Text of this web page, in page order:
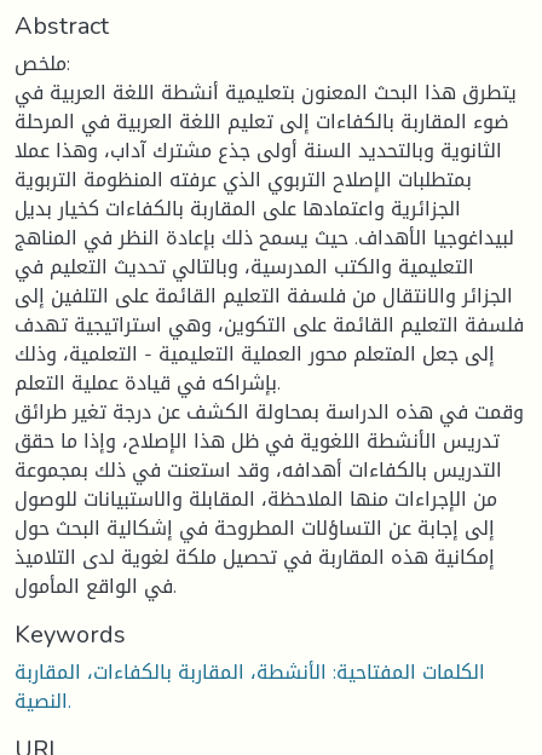
Abstract
ملخص:
يتطرق هذا البحث المعنون بتعليمية أنشطة اللغة العربية في
ضوء المقاربة بالكفاءات إلى تعليم اللغة العربية في المرحلة
الثانوية وبالتحديد السنة أولى جذع مشترك آداب، وهذا عملا
بمتطلبات الإصلاح التربوي الذي عرفته المنظومة التربوية
الجزائرية واعتمادها على المقاربة بالكفاءات كخيار بديل
لبيداغوجيا الأهداف. حيث يسمح ذلك بإعادة النظر في المناهج
التعليمية والكتب المدرسية، وبالتالي تحديث التعليم في
الجزائر والانتقال من فلسفة التعليم القائمة على التلفين إلى
فلسفة التعليم القائمة على التكوين، وهي استراتيجية تهدف
إلى جعل المتعلم محور العملية التعليمية - التعلمية، وذلك
بإشراكه في قيادة عملية التعلم.
وقمت في هذه الدراسة بمحاولة الكشف عن درجة تغير طرائق
تدريس الأنشطة اللغوية في ظل هذا الإصلاح، وإذا ما حقق
التدريس بالكفاءات أهدافه، وقد استعنت في ذلك بمجموعة
من الإجراءات منها الملاحظة، المقابلة والاستبيانات للوصول
إلى إجابة عن التساؤلات المطروحة في إشكالية البحث حول
إمكانية هذه المقاربة في تحصيل ملكة لغوية لدى التلاميذ
في الواقع المأمول.
Keywords
الكلمات المفتاحية: الأنشطة، المقاربة بالكفاءات، المقاربة
النصية.